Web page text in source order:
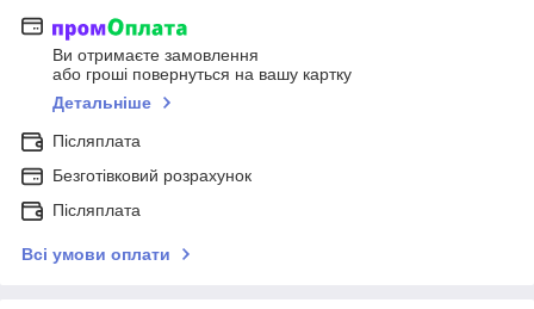
Ви отримаєте замовлення
або гроші повернуться на вашу картку
Детальніше
Післяплата
Безготівковий розрахунок
Післяплата
Всі умови оплати